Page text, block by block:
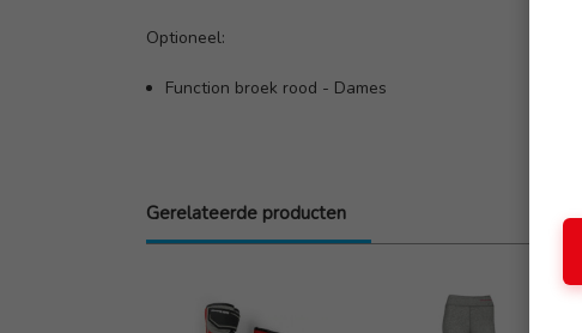
Optioneel:
Function broek rood - Dames
Gerelateerde producten